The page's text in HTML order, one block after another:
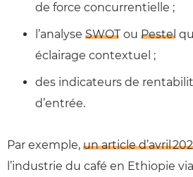
de force concurrentielle ;
l’analyse SWOTou Pestel
éclairage contextuel ;
des indicateurs de
d’entrée.
Par exemple, un article d’avril
l’industrie du café en Ethiopie